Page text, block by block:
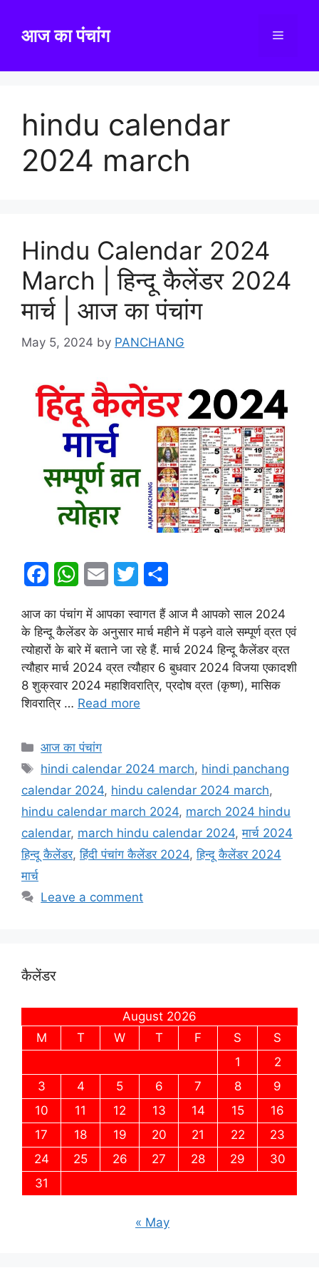
contentआज का पंचांग Menu
hindu calendar
2024 march
Hindu Calendar 2024
March | हिन्दू कैलेंडर 2024
मार्च | आज का पंचांग
May 5, 2024 by PANCHANG
c
e
b
o
k
W
a
t
s
A
p
a
i
l
i
t
t
a
r
e
आज का पंचांग में आपका स्वागत हैं आज मै आपको साल 2024
के हिन्दू कैलेंडर के अनुसार मार्च महीने में पड़ने वाले सम्पूर्ण व्रत एवं
त्योहारों के बारे में बताने जा रहे हैं. मार्च 2024 हिन्दू कैलेंडर व्रत
त्यौहार मार्च 2024 व्रत त्यौहार 6 बुधवार 2024 विजया एकादशी
8 शुक्रवार 2024 महाशिवरात्रि, प्रदोष व्रत (कृष्ण), मासिक
शिवरात्रि … Read more
Categories
आज का पंचांग
Tags
hindi calendar 2024 march, hindi panchang
calendar 2024, hindu calendar 2024 march,
hindu calendar march 2024, march 2024 hindu
calendar, march hindu calendar 2024,मार्च 2024
हिन्दू कैलेंडर,हिंदी पंचांग कैलेंडर 2024,हिन्दू कैलेंडर 2024
मार्च
Leave a comment
कैलेंडर
August 2026
M
T W T F S
S
1
2
3
4 5 6 7 8
9
10
11 12 13 14 15
16
17
18 19 20 21 22
23
24
25 26 27 28 29
30
31
« May